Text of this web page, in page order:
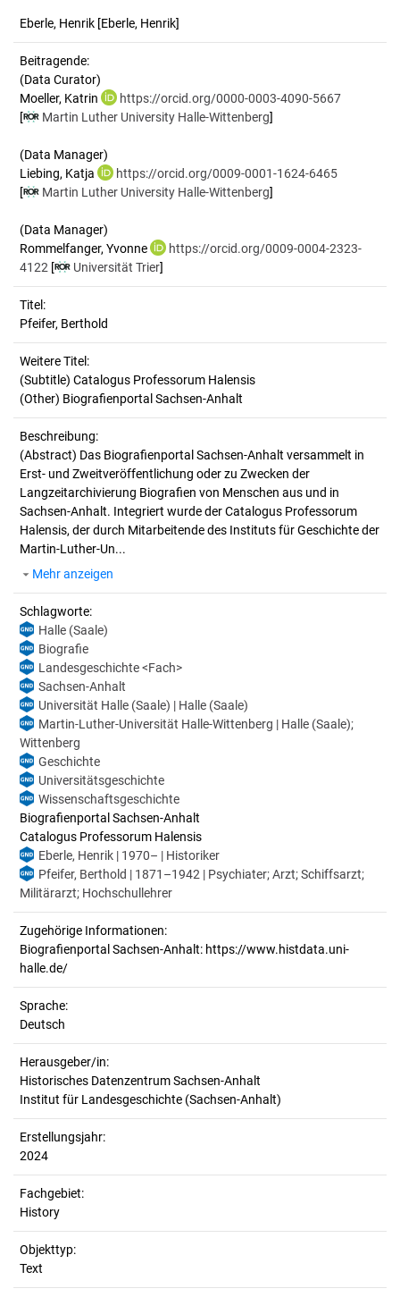
Eberle, Henrik [Eberle, Henrik]
Beitragende:
(Data Curator)
Moeller, Katrin
https://orcid.org/0000-0003-4090-5667
[
Martin Luther University Halle-Wittenberg]
(Data Manager)
Liebing, Katja
https://orcid.org/0009-0001-1624-6465
[
Martin Luther University Halle-Wittenberg]
(Data Manager)
Rommelfanger, Yvonne
https://orcid.org/0009-0004-2323-
4122 [ Universität Trier]
Titel:
Pfeifer, Berthold
Weitere Titel:
(Subtitle) Catalogus Professorum Halensis
(Other) Biografienportal Sachsen-Anhalt
Beschreibung:
(Abstract) Das Biografienportal Sachsen-Anhalt versammelt in
Erst- und Zweitveröffentlichung oder zu Zwecken der
Langzeitarchivierung Biografien von Menschen aus und in
Sachsen-Anhalt. Integriert wurde der Catalogus Professorum
Halensis, der durch Mitarbeitende des Instituts für Geschichte der
Martin-Luther-Un...
Mehr anzeigen
Schlagworte:
Halle (Saale)
Biografie
Landesgeschichte <Fach>
Sachsen-Anhalt
Universität Halle (Saale) | Halle (Saale)
Martin-Luther-Universität Halle-Wittenberg | Halle (Saale);
Wittenberg
Geschichte
Universitätsgeschichte
Wissenschaftsgeschichte
Biografienportal Sachsen-Anhalt
Catalogus Professorum Halensis
Eberle, Henrik | 1970– | Historiker
Pfeifer, Berthold | 1871–1942 | Psychiater; Arzt; Schiffsarzt;
Militärarzt; Hochschullehrer
Zugehörige Informationen:
Biografienportal Sachsen-Anhalt: https://www.histdata.uni-
halle.de/
Sprache:
Deutsch
Herausgeber/in:
Historisches Datenzentrum Sachsen-Anhalt
Institut für Landesgeschichte (Sachsen-Anhalt)
Erstellungsjahr:
2024
Fachgebiet:
History
Objekttyp:
Text